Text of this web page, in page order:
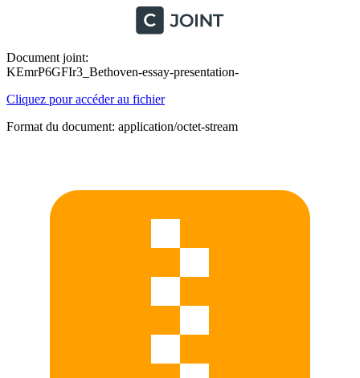
Document joint:
KEmrP6GFIr3_Bethoven-essay-presentation-
Cliquez pour accéder au fichier
Format du document: application/octet-stream